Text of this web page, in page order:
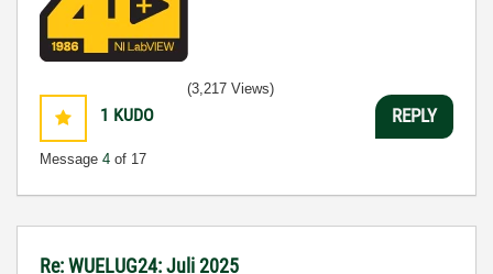
1 KUDO
Message 4 of 17
(3,217 Views)
REPLY
Re: WUELUG24: Juli 2025